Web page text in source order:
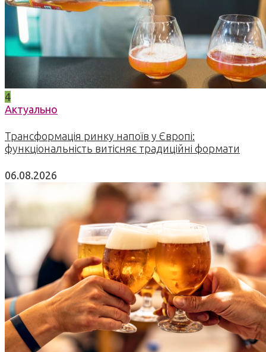
4
Актуально
Трансформація ринку напоїв у Європі:
функціональність витісняє традиційні формати
06.08.2026